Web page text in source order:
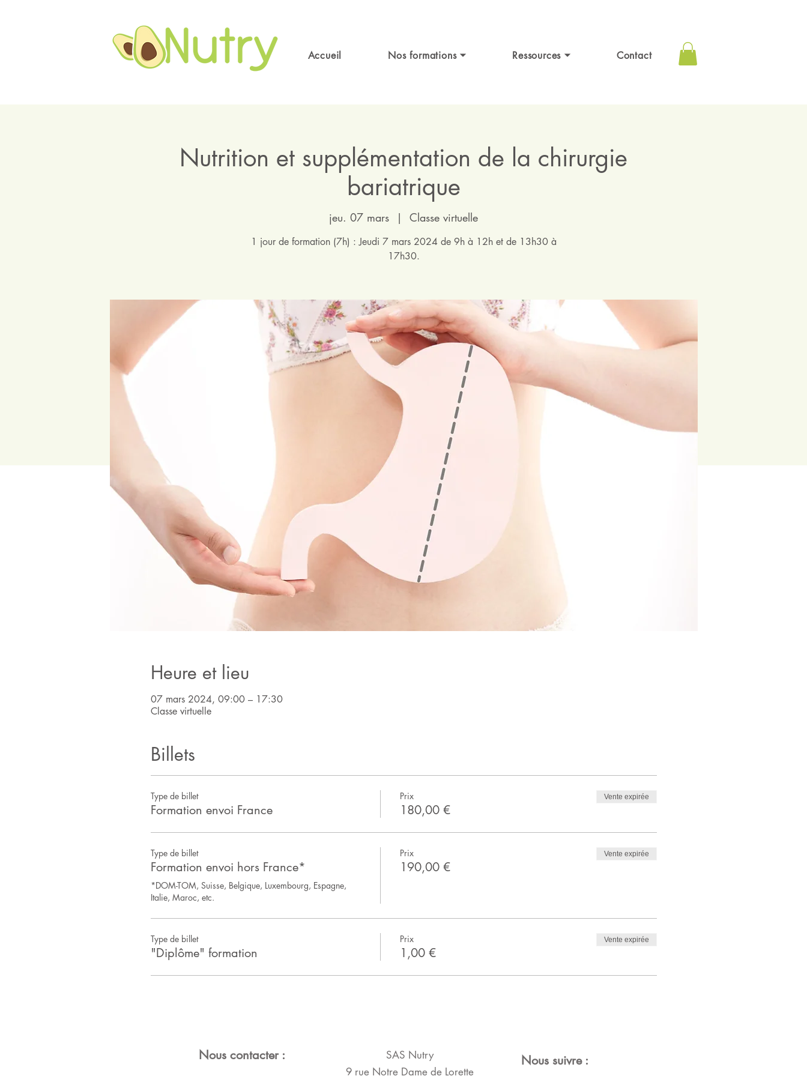
Accueil Nos formations ⏷ Ressources ⏷ Contact
Nutrition et supplémentation de la chirurgie
bariatrique
jeu. 07 mars
  |
Classe virtuelle
1 jour de formation (7h) : Jeudi 7 mars 2024 de 9h à 12h et de 13h30 à
17h30.
Heure et lieu
07 mars 2024, 09:00 – 17:30
Classe virtuelle
Billets
Type de billet
Formation envoi France
Prix
180,00 €
Vente expirée
Type de billet
Formation envoi hors France*
*DOM-TOM, Suisse, Belgique, Luxembourg, Espagne,
Italie, Maroc, etc.
Prix
190,00 €
Vente expirée
Type de billet
"Diplôme" formation
Prix
1,00 €
Vente expirée
Nous contacter :
SAS Nutry
9 rue Notre Dame de Lorette
Nous suivre :